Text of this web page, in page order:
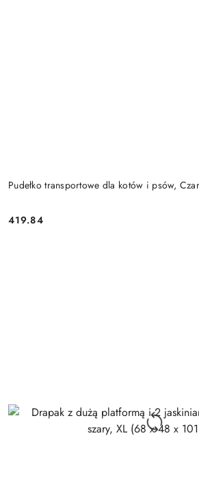
Pudełko transportowe dla kotów i psów,
Cena:
419.84